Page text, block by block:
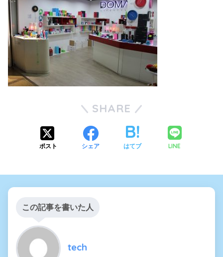
SHARE
ポスト シェア はてブ LINE
この記事を書いた人
tech